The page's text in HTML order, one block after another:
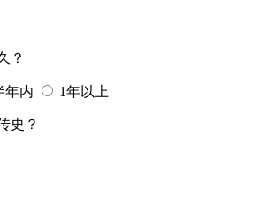
？
年内 1年以上
史？